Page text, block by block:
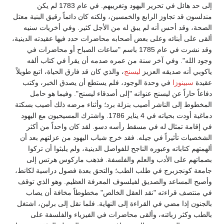
إلى حد هائل في تحرير اليهود وتغريبهم. في عام 1783 لم يكن
مندلسون قد تجاوز الرابع والخمسين، ولكنه كان دائماً رقيق البنية معتل
الصحة، وقد أحس أنه لم يبق له من الأجل كثير. وفي أخريات سنيه
ألقى على أبنائه وعلى بعض أصحابه محاضرات حدد فيها عقيدته الدينية،
وقد نشرت في عام 1785 باسم "ساعات الصباح أو محاضرات في
وجود الله". وفي آخر سنة من عمره صدمه أن يقرأ في كتاب ألفه
ياكوبي أنه صديقه العزيز ليسنج، والذي كان قد فارق الحياة، اتبع طويلاً
عقيدة سبينوزا في وحدة الوجود، فلم يستطع أن يصدق الخبر، وكتب
دفاعاً حاراً عن ليسنج عنوانه "إلى أصدقاء ليسنج". وفيما هو حامل
المخطوط إلى الناشر أصيب بنزلة برد؛ وأثناء مرضه ذلك أصيب بسكتة
دماغية أودت بحياته في 4 يناير 1786. واشترك المسيحيون مع اليهود
في إقامة تمثال له في مسقط رأسه دسو. لقد كان واحداً من أكثر
الشخصيات تأثيراً في جيله. فقد خرج شباب اليهود من عزلتهم بعد أن
ألهمتهم كتاباته وعبوره الناجح للفواصل الدينية، ولم يلبثوا أن تركوا
بصماتهم على الأدب والعلم والفلسفة. فذهب ماركوس هرتس إلى
جامعة كونجزبرج في طلب الطب؛ والتحق بعدة فصول دراسية لكانط،
وأصبح المساعد والصديق لفيلسوف المعرفة العظيم. وهو الذي توقف
في منتصف قراءته "نقد العقل الخالص" مخطوطاً مخافة أن يصاب
بالجنون إذا مضي في القراءة إلى النهاية. فلما نقل إلى برلين، اشتغل
بالطب وكثر زبائنه، وألقى محاضرات في الفيزياء والفلسفة على